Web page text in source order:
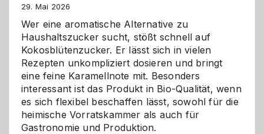
für
Hunde
im
eigenen
Zuhause
29. Mai 2026
Wer eine aromatische Alternative zu
Haushaltszucker sucht, stößt schnell auf
Kokosblütenzucker. Er lässt sich in vielen
Rezepten unkompliziert dosieren und bringt
eine feine Karamellnote mit. Besonders
interessant ist das Produkt in Bio-Qualität, wenn
es sich flexibel beschaffen lässt, sowohl für die
heimische Vorratskammer als auch für
Gastronomie und Produktion.